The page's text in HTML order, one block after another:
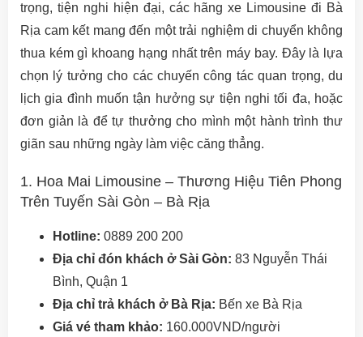
trọng, tiện nghi hiện đại, các hãng xe Limousine đi Bà
Rịa cam kết mang đến một trải nghiệm di chuyển không
thua kém gì khoang hạng nhất trên máy bay. Đây là lựa
chọn lý tưởng cho các chuyến công tác quan trọng, du
lịch gia đình muốn tận hưởng sự tiện nghi tối đa, hoặc
đơn giản là để tự thưởng cho mình một hành trình thư
giãn sau những ngày làm việc căng thẳng.
1. Hoa Mai Limousine – Thương Hiệu Tiên Phong
Trên Tuyến Sài Gòn – Bà Rịa
Hotline: 0889 200 200
Địa chỉ đón khách ở Sài Gòn: 83 Nguyễn Thái
Bình, Quận 1
Địa chỉ trả khách ở Bà Rịa: Bến xe Bà Rịa
Giá vé tham khảo: 160.000VND/người